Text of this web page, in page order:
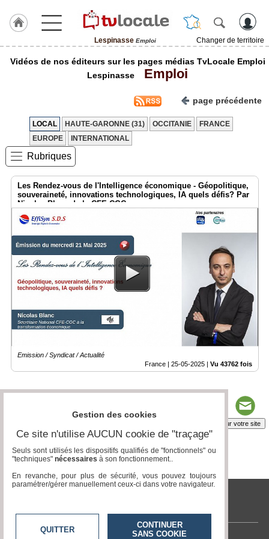
Lespinasse Emploi
Changer de territoire
J'adhère
TvLocale
France
Accueil
RUBRIQUES
Agenda
Gazette
Vidéos
Médias
groupe
annuaire
Vidéos de nos éditeurs sur les pages médias TvLocale Emploi
Lespinasse
Emploi
page précédente
LOCAL HAUTE-GARONNE (31) OCCITANIE
FRANCE
EUROPE
INTERNATIONAL
Rubriques
Les Rendez-vous de l'Intelligence économique - Géopolitique,
souveraineté, innovations technologiques, IA quels défis? Par
Nicolas Blanc de la CFE-CGC
Emission / Syndicat / Actualité
France | 25-05-2025 Vu 43762 fois
Insérez sur votre site
tvlocale.fr
Gestion des cookies
Ce site n'utilise AUCUN cookie de "traçage"
Seuls sont utilisés les dispositifs qualifiés de "fonctionnels" ou
"techniques" nécessaires à son fonctionnement..
En revanche, pour plus de sécurité, vous pouvez toujours
paramétrer/gérer manuellement ceux-ci dans votre navigateur.
QUITTER
CONTINUER
SANS COOKIE